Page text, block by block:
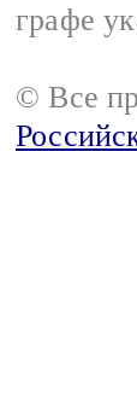
графе
© Все